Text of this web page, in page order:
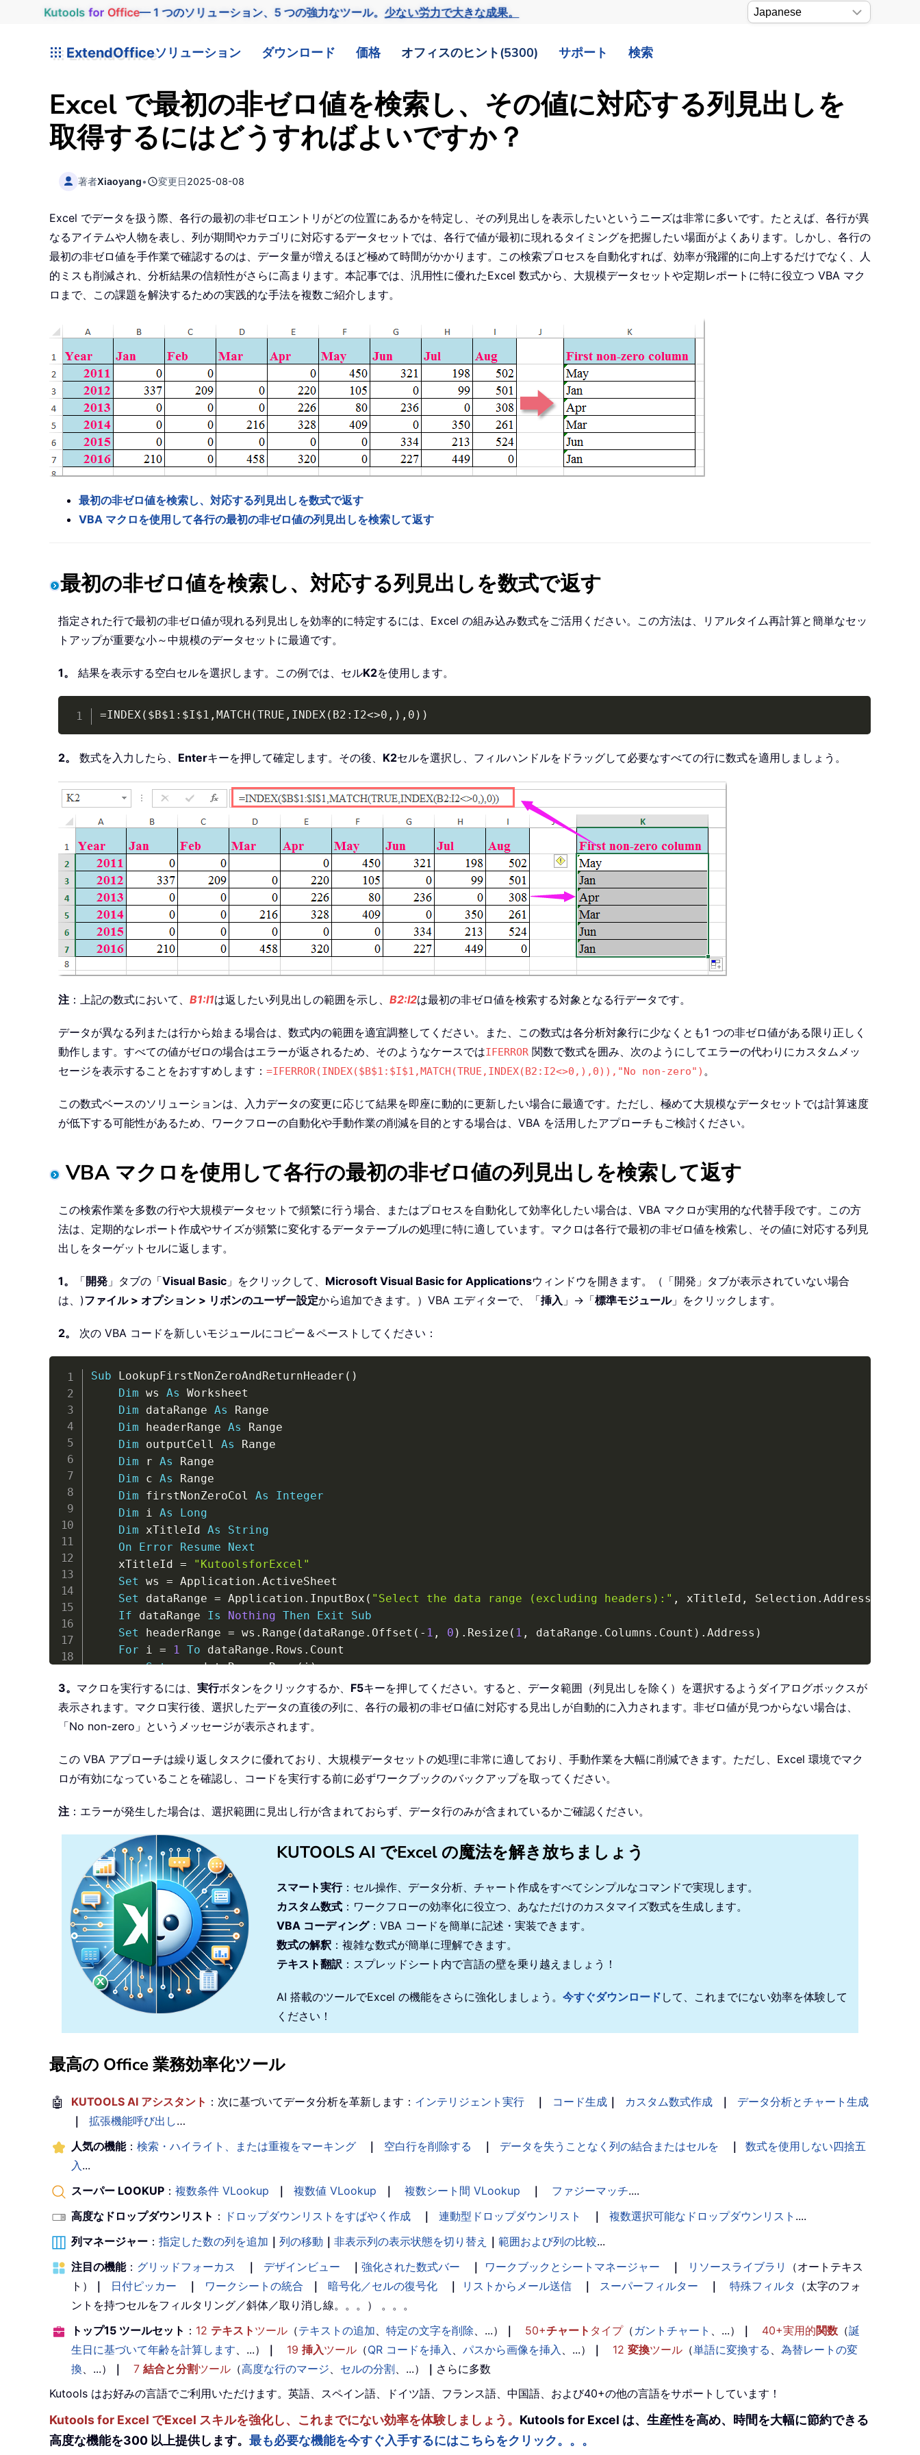
Kutools for Office— 1 つのソリューション、5 つの強力なツール。 少ない労力で大きな成果。
ExtendOfficeソリューション ダウンロード 価格 オフィスのヒント(5300) サポート 検索
Excel で最初の非ゼロ値を検索し、その値に対応する列見出しを
取得するにはどうすればよいですか？
著者Xiaoyang• 変更日2025-08-08
Excel でデータを扱う際、各行の最初の非ゼロエントリがどの位置にあるかを特定し、その列見出しを表示したいというニーズは非常に多いです。たとえば、各行が異
なるアイテムや人物を表し、列が期間やカテゴリに対応するデータセットでは、各行で値が最初に現れるタイミングを把握したい場面がよくあります。しかし、各行の
最初の非ゼロ値を手作業で確認するのは、データ量が増えるほど極めて時間がかかります。この検索プロセスを自動化すれば、効率が飛躍的に向上するだけでなく、人
的ミスも削減され、分析結果の信頼性がさらに高まります。本記事では、汎用性に優れたExcel 数式から、大規模データセットや定期レポートに特に役立つ VBA マク
ロまで、この課題を解決するための実践的な手法を複数ご紹介します。
最初の非ゼロ値を検索し、対応する列見出しを数式で返す
VBA マクロを使用して各行の最初の非ゼロ値の列見出しを検索して返す
最初の非ゼロ値を検索し、対応する列見出しを数式で返す
指定された行で最初の非ゼロ値が現れる列見出しを効率的に特定するには、Excel の組み込み数式をご活用ください。この方法は、リアルタイム再計算と簡単なセッ
トアップが重要な小～中規模のデータセットに最適です。
1。 結果を表示する空白セルを選択します。この例では、セルK2を使用します。
=INDEX($B$1:$I$1,MATCH(TRUE,INDEX(B2:I2<>0,),0))
2。 数式を入力したら、 Enterキーを押して確定します。その後、 K2セルを選択し、フィルハンドルをドラッグして必要なすべての行に数式を適用しましょう。
注 ：上記の数式において、 B1:I1は返したい列見出しの範囲を示し、 B2:I2は最初の非ゼロ値を検索する対象となる行データです。
データが異なる列または行から始まる場合は、数式内の範囲を適宜調整してください。また、この数式は各分析対象行に少なくとも1 つの非ゼロ値がある限り正しく
動作します。すべての値がゼロの場合はエラーが返されるため、そのようなケースではIFERROR 関数で数式を囲み、次のようにしてエラーの代わりにカスタムメッ
セージを表示することをおすすめします： =IFERROR(INDEX($B$1:$I$1,MATCH(TRUE,INDEX(B2:I2<>0,),0)),"No non-zero") 。
この数式ベースのソリューションは、入力データの変更に応じて結果を即座に動的に更新したい場合に最適です。ただし、極めて大規模なデータセットでは計算速度
が低下する可能性があるため、ワークフローの自動化や手動作業の削減を目的とする場合は、VBA を活用したアプローチもご検討ください。
VBA マクロを使用して各行の最初の非ゼロ値の列見出しを検索して返す
この検索作業を多数の行や大規模データセットで頻繁に行う場合、またはプロセスを自動化して効率化したい場合は、VBA マクロが実用的な代替手段です。この方
法は、定期的なレポート作成やサイズが頻繁に変化するデータテーブルの処理に特に適しています。マクロは各行で最初の非ゼロ値を検索し、その値に対応する列見
出しをターゲットセルに返します。
1。 「開発 」タブの「Visual Basic 」をクリックして、 Microsoft Visual Basic for Applicationsウィンドウを開きます。（「開発」タブが表示されていない場合
は、)ファイル > オプション > リボンのユーザー設定から追加できます。）VBA エディターで、「挿入 」→「標準モジュール」をクリックします。
2。 次の VBA コードを新しいモジュールにコピー＆ペーストしてください：
Sub LookupFirstNonZeroAndReturnHeader ( )
Dim ws As Worksheet
Dim dataRange As Range
Dim headerRange As Range
Dim outputCell As Range
Dim r As Range
Dim c As Range
Dim firstNonZeroCol As
Integer
Dim i As
Long
Dim xTitleId As
String
On
Error Resume
Next
    xTitleId
=
"KutoolsforExcel"
Set ws = Application . ActiveSheet
Set dataRange = Application . InputBox ( "Select the data range (excluding headers):" , xTitleId , Selection . Address
If dataRange Is Nothing Then Exit
Sub
Set headerRange = ws . Range ( dataRange . Offset ( - 1 , 0 ) . Resize ( 1 , dataRange . Columns . Count ) . Address )
For i = 1 To dataRange . Rows . Count
Set r = dataRange.Rows(i)
        firstNonZeroCol
= 0
. Columns
If
c .Value < > 0 And c
                firstNonZeroCol
= . Column - dataRange. Columns ( ) . Column + 1
End
If
Next c
Set outputCell = r.Cells(1, r.Columns.Count + 1)
If firstNonZeroCol
            outputCell
. Value = headerRange.Cells(1, firstNonZeroCol).Value
Else
            outputCell
. Value =
"No non-zero"
End If
Next
i
On Error GoTo 0
    MsgBox
"Completed! Results are in the column to the right of your data."
3。 マクロを実行するには、 実行ボタンをクリックするか、 F5キーを押してください。すると、データ範囲（列見出しを除く）を選択するようダイアログボックスが
表示されます。マクロ実行後、選択したデータの直後の列に、各行の最初の非ゼロ値に対応する見出しが自動的に入力されます。非ゼロ値が見つからない場合は、
「No non-zero」というメッセージが表示されます。
この VBA アプローチは繰り返しタスクに優れており、大規模データセットの処理に非常に適しており、手動作業を大幅に削減できます。ただし、Excel 環境でマク
ロが有効になっていることを確認し、コードを実行する前に必ずワークブックのバックアップを取ってください。
注 ：エラーが発生した場合は、選択範囲に見出し行が含まれておらず、データ行のみが含まれているかご確認ください。
KUTOOLS AI でExcel の魔法を解き放ちましょう
スマート実行：セル操作、データ分析、チャート作成をすべてシンプルなコマンドで実現します。
カスタム数式 ：ワークフローの効率化に役立つ、あなただけのカスタマイズ数式を生成します。
VBA コーディング：VBA コードを簡単に記述・実装できます。
数式の解釈 ：複雑な数式が簡単に理解できます。
テキスト翻訳 ：スプレッドシート内で言語の壁を乗り越えましょう！
AI 搭載のツールでExcel の機能をさらに強化しましょう。 今すぐダウンロード して、これまでにない効率を体験して
ください！
最高の Office 業務効率化ツール
🤖 KUTOOLS AI アシスタント ：次に基づいてデータ分析を革新します： インテリジェント実行 ｜ コード生成 ｜ カスタム数式作成 ｜
データ分析とチャート生成
｜
拡張機能呼び出し…
人気の機能： 検索・ハイライト、または重複をマーキング ｜ 空白行を削除する ｜ データを失うことなく列の結合またはセルを ｜
数式を使用しない四捨五
入...
スーパー LOOKUP ： 複数条件 VLookup ｜ 複数値 VLookup ｜ 複数シート間 VLookup ｜ ファジーマッチ....
高度なドロップダウンリスト ： ドロップダウンリストをすばやく作成 ｜ 連動型ドロップダウンリスト ｜ 複数選択可能なドロップダウンリスト ....
列マネージャー ： 指定した数の列を追加 ｜ 列の移動 ｜ 非表示列の表示状態を切り替え ｜ 範囲および列の比較...
注目の機能： グリッドフォーカス ｜ デザインビュー ｜ 強化された数式バー ｜ ワークブックとシートマネージャー ｜ リソースライブラリ
（オートテキス
ト）
｜ 日付ピッカー ｜ ワークシートの統合 ｜ 暗号化／セルの復号化 ｜ リストからメール送信 ｜ スーパーフィルター ｜ 特殊フィルタ （太字のフォ
ントを持つセルをフィルタリング／斜体／取り消し線。。。） 。。。
トップ15 ツールセット ： 12 テキスト ツール （テキストの追加、 特定の文字を削除、...） ｜ 50+チャート タイプ（ ガントチャート 、...） ｜ 40+実用的関数 （誕
生日に基づいて年齢を計算します、...） ｜ 19 挿入ツール （QR コードを挿入 、 パスから画像を挿入 、...） ｜ 12 変換ツール （単語に変換する 、 為替レートの変
換、...） ｜ 7 結合と分割ツール （高度な行のマージ、 セルの分割、...） ｜ さらに多数
Kutools はお好みの言語でご利用いただけます。英語、スペイン語、ドイツ語、フランス語、中国語、および40+の他の言語をサポートしています！
Kutools for Excel でExcel スキルを強化し、これまでにない効率を体験しましょう。 Kutools for Excel は、生産性を高め、時間を大幅に節約できる
高度な機能を300 以上提供します。 最も必要な機能を今すぐ入手するにはこちらをクリック。。。